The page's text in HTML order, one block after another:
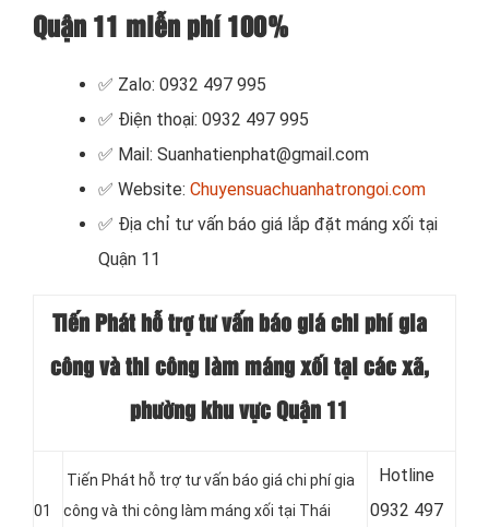
Quận 11 miễn phí 100%
✅ Zalo: 0932 497 995
✅ Điện thoại: 0932 497 995
✅ Mail: Suanhatienphat@gmail.com
✅ Website: Chuyensuachuanhatrongoi.com
✅ Địa chỉ tư vấn báo giá lắp đặt máng xối tại
Quận 11
Tiến Phát hỗ trợ tư vấn báo giá chi phí gia
công và thi công làm máng xối tại các xã,
phường khu vực Quận 11
01
Tiến Phát hỗ trợ tư vấn báo giá chi phí gia
công và thi công làm máng xối tại Thái
Hotline
0932 497